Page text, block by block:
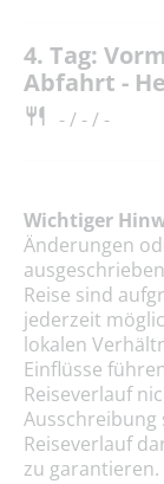
4. Tag:
Abfahrt -
- / - / -
Wichtiger
Änderungen
Reise sind
jederzeit
lokalen
Einflüsse
Reiseverlauf
Reiseverlauf
zu garantieren.